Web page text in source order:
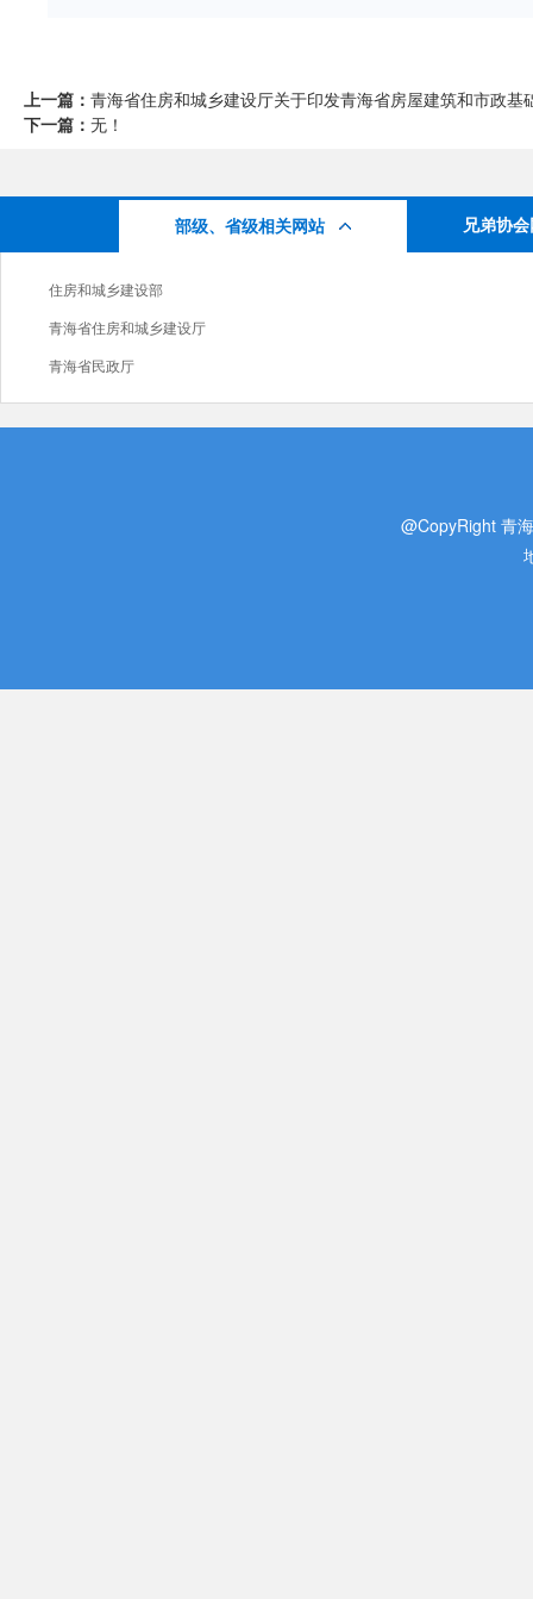
上一篇： 青海省住房和城乡建设厅关于印发青海省房屋建筑和市政基
下一篇： 无！
部级、省级相关网站 兄弟协
住房和城乡建设部
青海省住房和城乡建设厅
青海省民政厅
@CopyRight 青